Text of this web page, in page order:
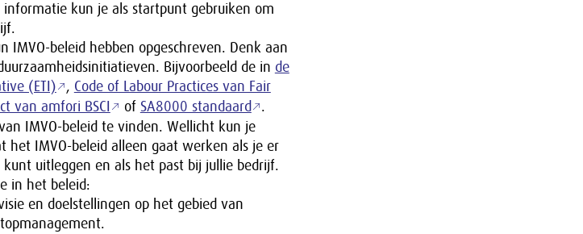
informatie kun je als startpunt gebruiken om
IMVO-beleid hebben opgeschreven. Denk aan
Bijvoorbeeld de in de
(ETI)
, Code of Labour Practices van Fair
van amfori BSCI of SA8000 standaard
.
IMVO-beleid te vinden. Wellicht kun je
het IMVO-beleid alleen gaat werken als je er
uitleggen en als het past bij jullie bedrijf.
in het beleid:
en doelstellingen op het gebied van